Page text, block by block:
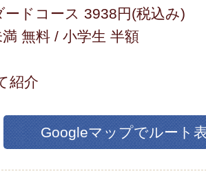
ードコース 3938円(税込み)
無料 / 小学生 半額
紹介
Googleマップでルート